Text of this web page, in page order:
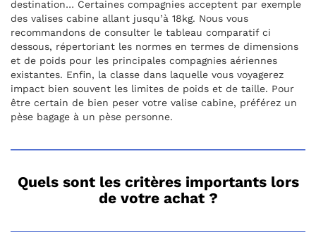
destination… Certaines compagnies acceptent par exemple
des valises cabine allant jusqu’à 18kg. Nous vous
recommandons de consulter le tableau comparatif ci
dessous, répertoriant les normes en termes de dimensions
et de poids pour les principales compagnies aériennes
existantes. Enfin, la classe dans laquelle vous voyagerez
impact bien souvent les limites de poids et de taille. Pour
être certain de bien peser votre valise cabine, préférez un
pèse bagage à un pèse personne.
Quels sont les critères importants lors
de votre achat ?